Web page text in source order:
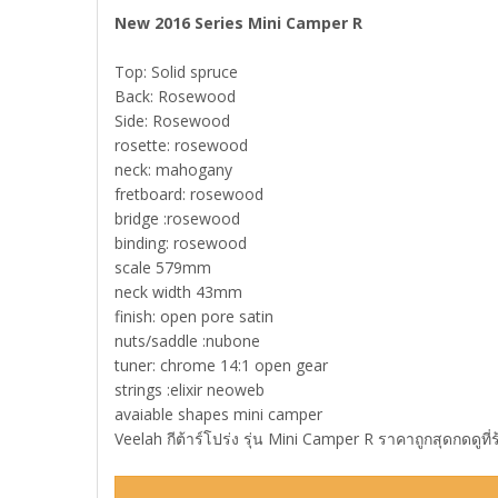
New 2016 Series Mini Camper R
Top: Solid spruce
Back: Rosewood
Side: Rosewood
rosette: rosewood
neck: mahogany
fretboard: rosewood
bridge :rosewood
binding: rosewood
scale 579mm
neck width 43mm
finish: open pore satin
nuts/saddle :nubone
tuner: chrome 14:1 open gear
strings :elixir neoweb
avaiable shapes mini camper
Veelah กีต้าร์โปร่ง รุ่น Mini Camper R ราคาถูกสุดกดดูที่